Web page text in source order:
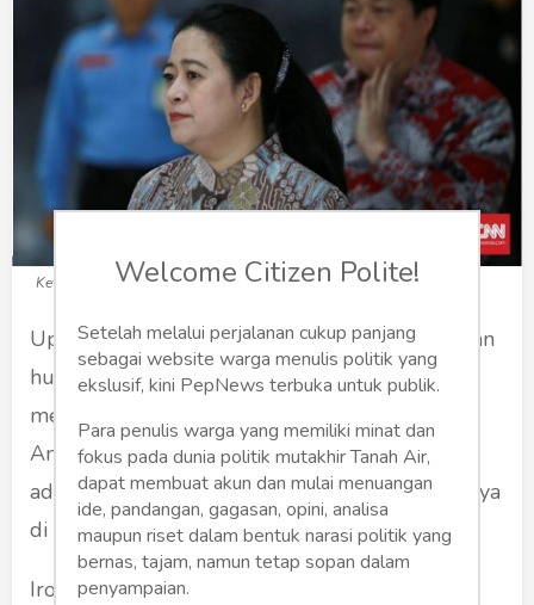
Ketua DPR RI Puan Maharani. (Foto: CNNIndonesia.com)
Upaya Presiden Joko Widodo dalam penegakan
hukum tampaknya bakal mengalami kendala,
menyusul kabar yang dirilis Pusat Pelaporan
Analisis Transaksi Keuangan (PPATK) perihal
adanya kepala daerah yang menyimpan uangnya
di kasino luar negeri.
Ironisnya, kendala itu justru datang dari Ketua
Welcome Citizen Polite!
Setelah melalui perjalanan cukup panjang
sebagai website warga menulis politik yang
ekslusif, kini PepNews terbuka untuk publik.
Para penulis warga yang memiliki minat dan
fokus pada dunia politik mutakhir Tanah Air,
dapat membuat akun dan mulai menuangan
ide, pandangan, gagasan, opini, analisa
maupun riset dalam bentuk narasi politik yang
bernas, tajam, namun tetap sopan dalam
penyampaian.